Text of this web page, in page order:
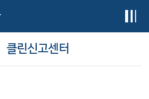
클린신고센터